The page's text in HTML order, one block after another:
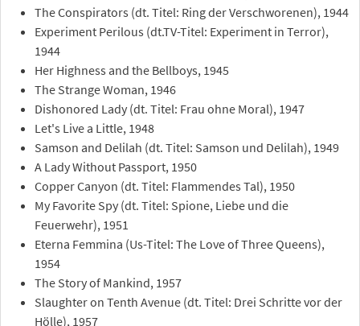
The Conspirators (dt. Titel: Ring der Verschworenen), 1944
Experiment Perilous (dt.TV-Titel: Experiment in Terror),
1944
Her Highness and the Bellboys, 1945
The Strange Woman, 1946
Dishonored Lady (dt. Titel: Frau ohne Moral), 1947
Let's Live a Little, 1948
Samson and Delilah (dt. Titel: Samson und Delilah), 1949
A Lady Without Passport, 1950
Copper Canyon (dt. Titel: Flammendes Tal), 1950
My Favorite Spy (dt. Titel: Spione, Liebe und die
Feuerwehr), 1951
Eterna Femmina (Us-Titel: The Love of Three Queens),
1954
The Story of Mankind, 1957
Slaughter on Tenth Avenue (dt. Titel: Drei Schritte vor der
Hölle), 1957